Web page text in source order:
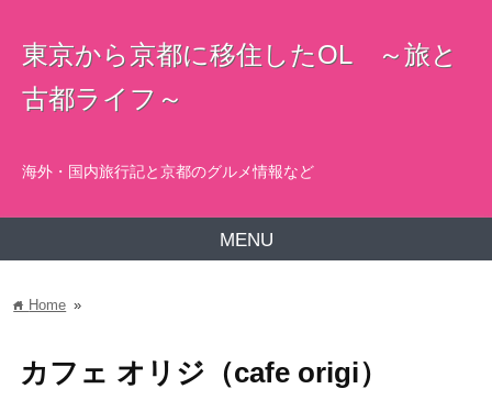
東京から京都に移住したOL ～旅と
古都ライフ～
海外・国内旅行記と京都のグルメ情報など
MENU
home Home »
カフェ オリジ（cafe origi）